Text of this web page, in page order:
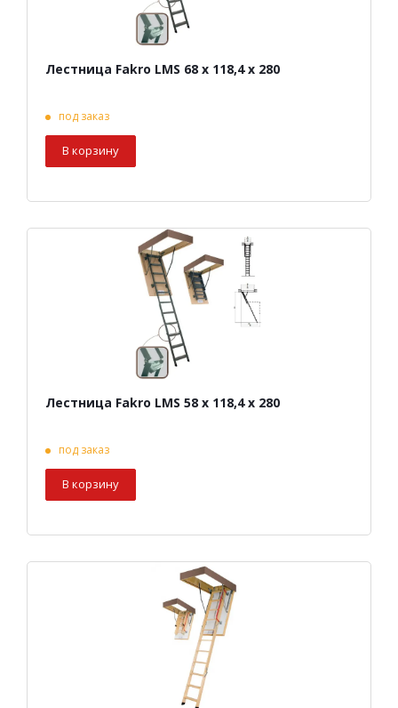
Лестница Fakro LMS 68 х 118,4 х 280
под заказ
В корзину
Лестница Fakro LMS 58 х 118,4 х 280
под заказ
В корзину